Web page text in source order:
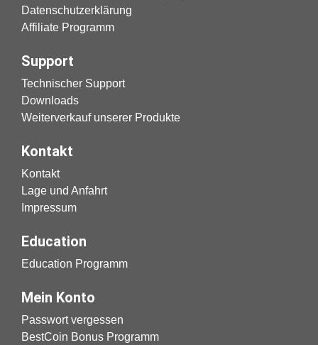
Datenschutzerklärung
Affiliate Programm
Support
Technischer Support
Downloads
Weiterverkauf unserer Produkte
Kontakt
Kontakt
Lage und Anfahrt
Impressum
Education
Education Programm
Mein Konto
Passwort vergessen
BestCoin Bonus Programm